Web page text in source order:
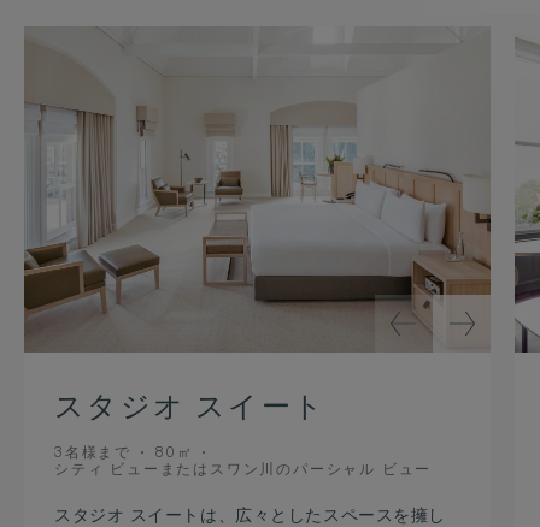
スタジオ スイート
OCCUPANCY
3名様まで
ROOM
SIZE
80㎡
VIEW
シティ ビューまたはスワン川のパーシャル ビュー
スタジオ スイートは、広々としたスペースを擁し